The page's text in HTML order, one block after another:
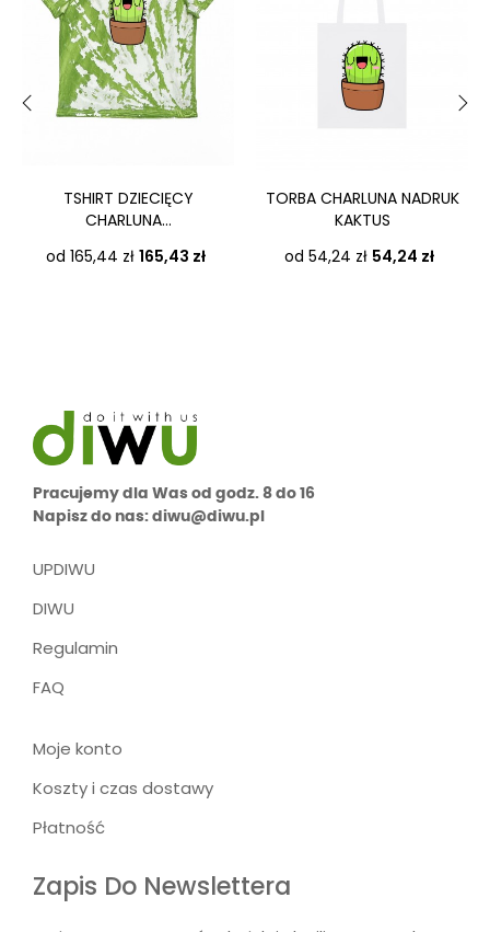
TSHIRT DZIECIĘCY
CHARLUNA...
od 165,44 zł Cena
165,43 zł
TORBA CHARLUNA NADRUK
KAKTUS
od 54,24 zł Cena
54,24 zł
Pracujemy dla Was od godz. 8 do 16
Napisz do nas: diwu@diwu.pl
UPDIWU
DIWU
Regulamin
FAQ
Moje konto
Koszty i czas dostawy
Płatność
Zapis Do Newslettera